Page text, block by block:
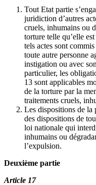
Tout Etat partie
juridiction d’autres
cruels, inhumains ou
torture telle qu’elle
tels actes sont
toute autre personne
instigation ou avec
particulier, les
13 sont applicables
de la torture par la
traitements cruels,
Les dispositions de la
des dispositions de
loi nationale qui
inhumains ou
l’expulsion.
Deuxième partie
Article 17